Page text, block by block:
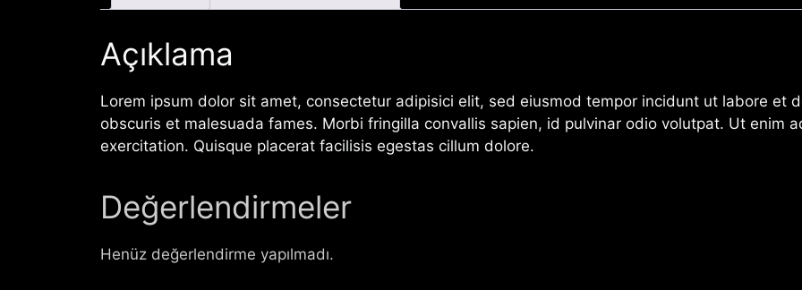
Açıklama
Lorem ipsum dolor sit amet, consectetur adipisici elit, sed eiusmod tempor incidunt ut labore et
obscuris et malesuada fames. Morbi fringilla convallis sapien, id pulvinar odio volutpat. Ut enim
exercitation. Quisque placerat facilisis egestas cillum dolore.
Değerlendirmeler
Henüz değerlendirme yapılmadı.